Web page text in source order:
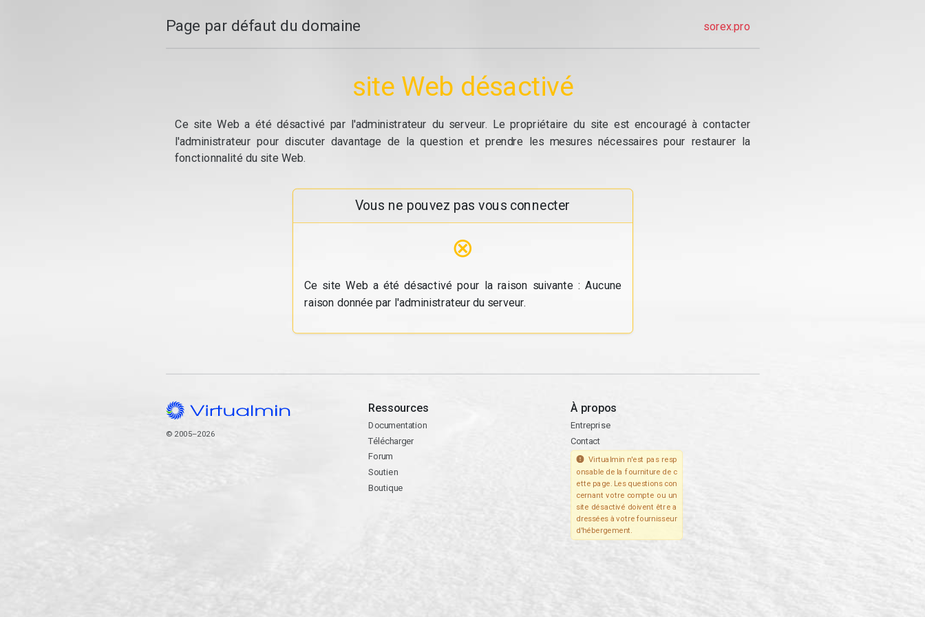
Page par défaut du domaine sorex.pro
site Web désactivé
Ce site Web a été désactivé par l'administrateur du serveur. Le propriétaire du site est encouragé à contacter
l'administrateur pour discuter davantage de la question et prendre les mesures nécessaires pour restaurer la
fonctionnalité du site Web.
Vous ne pouvez pas vous connecter
⊗
Ce site Web a été désactivé pour la raison suivante : Aucune
raison donnée par l'administrateur du serveur.
© 2005–2026
Ressources
Documentation
Télécharger
Forum
Soutien
Boutique
À propos
Entreprise
Contact
Virtualmin n'est pas resp
onsable de la fourniture de c
ette page. Les questions con
cernant votre compte ou un
site désactivé doivent être a
dressées à votre fournisseur
d'hébergement.